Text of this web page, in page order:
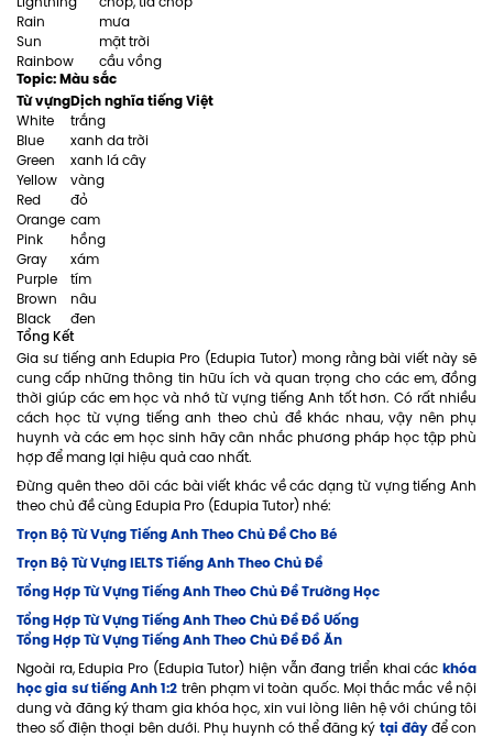
Rain
mưa
Sun
mặt trời
Rainbow
cầu vồng
Topic: Màu sắc
Từ vựngDịch nghĩa tiếng Việt
White
trắng
Blue
xanh da trời
Green
xanh lá cây
Yellow
vàng
Red
đỏ
Orange cam
Pink
hồng
Gray
xám
Purple
tím
Brown
nâu
Black
đen
Tổng Kết
Gia sư tiếng anh Edupia Pro (Edupia Tutor) mong rằng bài viết này sẽ
cung cấp những thông tin hữu ích và quan trọng cho các em, đồng
thời giúp các em học và nhớ từ vựng tiếng Anh tốt hơn. Có rất nhiều
cách học từ vựng tiếng anh theo chủ đề khác nhau, vậy nên phụ
huynh và các em học sinh hãy cân nhắc phương pháp học tập phù
hợp để mang lại hiệu quả cao nhất.
Đừng quên theo dõi các bài viết khác về các dạng từ vựng tiếng Anh
theo chủ đề cùng Edupia Pro (Edupia Tutor) nhé:
Trọn Bộ Từ Vựng Tiếng Anh Theo Chủ Đề Cho Bé
Trọn Bộ Từ Vựng IELTS Tiếng Anh Theo Chủ Đề
Tổng Hợp Từ Vựng Tiếng Anh Theo Chủ Đề Trường Học
Tổng Hợp Từ Vựng Tiếng Anh Theo Chủ Đề Đồ Uống
Tổng Hợp Từ Vựng Tiếng Anh Theo Chủ Đề Đồ Ăn
Ngoài ra, Edupia Pro (Edupia Tutor) hiện vẫn đang triển khai các khóa
học gia sư tiếng Anh 1:2 trên phạm vi toàn quốc. Mọi thắc mắc về nội
dung và đăng ký tham gia khóa học, xin vui lòng liên hệ với chúng tôi
theo số điện thoại bên dưới. Phụ huynh có thể đăng ký tại đâyđể con